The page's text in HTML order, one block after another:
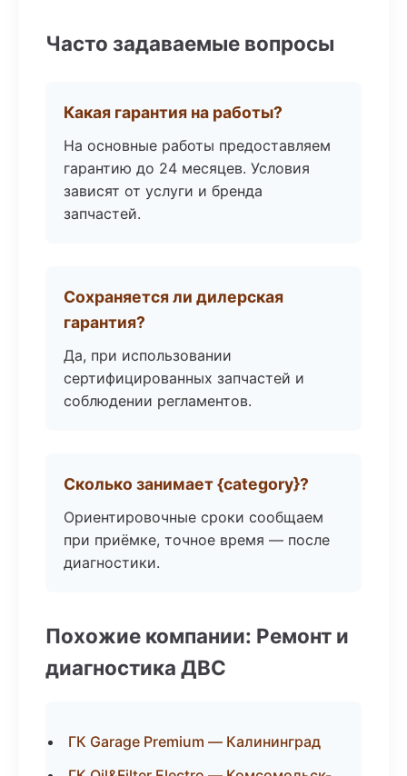
Часто задаваемые вопросы
Какая гарантия на работы?
На основные работы предоставляем
гарантию до 24 месяцев. Условия
зависят от услуги и бренда
запчастей.
Сохраняется ли дилерская
гарантия?
Да, при использовании
сертифицированных запчастей и
соблюдении регламентов.
Сколько занимает {category}?
Ориентировочные сроки сообщаем
при приёмке, точное время — после
диагностики.
Похожие компании: Ремонт и
диагностика ДВС
ГК Garage Premium — Калининград